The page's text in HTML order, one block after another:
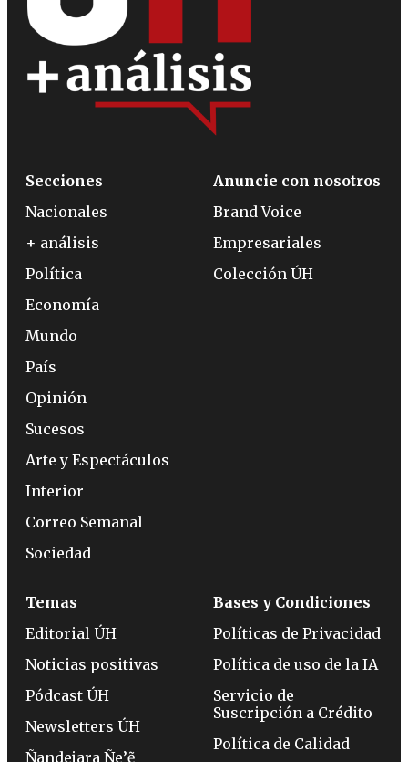
Secciones
Nacionales
+ análisis
Política
Economía
Mundo
País
Opinión
Sucesos
Arte y Espectáculos
Interior
Correo Semanal
Sociedad
Anuncie con nosotros
Brand Voice
Empresariales
Colección ÚH
Temas
Editorial ÚH
Noticias positivas
Pódcast ÚH
Newsletters ÚH
Ñandejara Ñe’ẽ
Bases y Condiciones
Políticas de Privacidad
Política de uso de la IA
Servicio de
Suscripción a Crédito
Política de Calidad